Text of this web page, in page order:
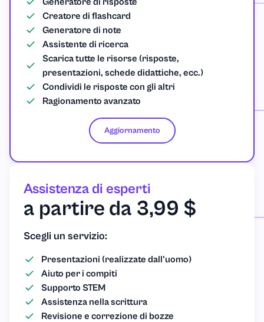
Creatore di flashcard
Generatore di note
Assistente di ricerca
Scarica tutte le risorse (risposte,
presentazioni, schede didattiche, ecc.)
Condividi le risposte con gli altri
Ragionamento avanzato
Aggiornamento
Assistenza di esperti
a partire da 3,99 $
Scegli un servizio:
Presentazioni (realizzate dall'uomo)
Aiuto per i compiti
Supporto STEM
Assistenza nella scrittura
Revisione e correzione di bozze